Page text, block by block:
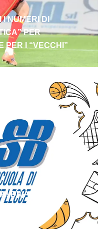
NUMERI DI
PER
PER I “VECCHI”
DIVAC E FLORES